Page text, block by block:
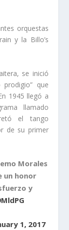
orquestas
y la Billo’s
se inició
que
1945 llegó a
llamado
el tango
de su primer
Morales
un honor
y
1, 2017